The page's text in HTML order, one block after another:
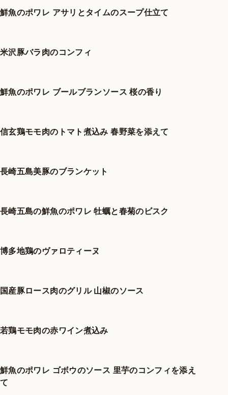
鮮魚のポワレ アサリとタイムのスープ仕立て
米沢豚バラ肉のコンフィ
鮮魚のポワレ ブールブランソース 桜の香り
信玄鶏モモ肉のトマト煮込み 春野菜を添えて
長崎五島美豚のブランケット
長崎五島の鮮魚のポワレ 牡蠣と春菊のビスク
博多地鶏のヴァロティーヌ
国産豚ロース肉のグリル 山椒のソース
若鶏モモ肉の赤ワイン煮込み
鮮魚のポワレ ゴボウのソース 里芋のコンフィを添え
て